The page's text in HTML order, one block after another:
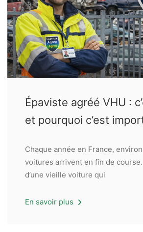
Épaviste agréé VHU :
et pourquoi c’est
Chaque année en France,
voitures arrivent en fin de course.
d’une vieille voiture qui
En savoir plus